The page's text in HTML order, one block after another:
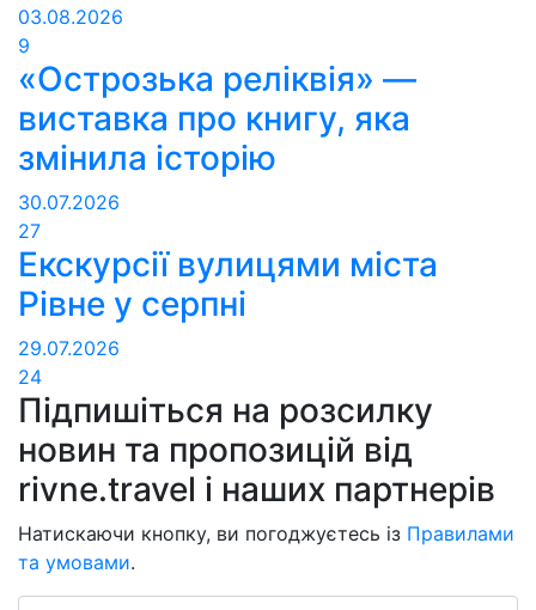
03.08.2026
9
«Острозька реліквія» —
виставка про книгу, яка
змінила історію
30.07.2026
27
Екскурсії вулицями міста
Рівне у серпні
29.07.2026
24
Підпишіться на розсилку
новин та пропозицій від
rivne.travel і наших партнерів
Натискаючи кнопку, ви погоджуєтесь із Правилами
та умовами.